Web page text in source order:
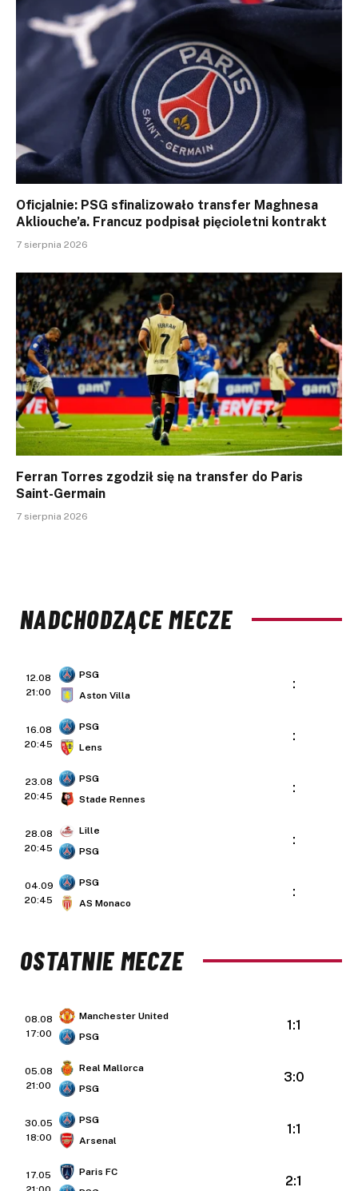
Oficjalnie: PSG sfinalizowało transfer Maghnesa
Akliouche’a. Francuz podpisał pięcioletni kontrakt
7 sierpnia 2026
Ferran Torres zgodził się na transfer do Paris
Saint-Germain
7 sierpnia 2026
NADCHODZĄCE MECZE
12.08
21:00
PSG
Aston Villa
:
16.08
20:45
PSG
Lens
:
23.08
20:45
PSG
Stade Rennes
:
28.08
20:45
Lille
PSG
:
04.09
20:45
PSG
AS Monaco
:
OSTATNIE MECZE
08.08
17:00
Manchester United
PSG
1:1
05.08
21:00
Real Mallorca
PSG
3:0
30.05
18:00
PSG
Arsenal
1:1
17.05
Paris FC
2:1